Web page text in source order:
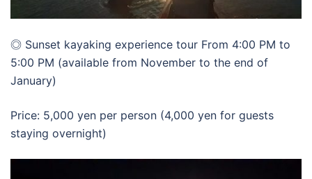
◎ Sunset kayaking experience tour From 4:00 PM to
5:00 PM (available from November to the end of
January)
Price: 5,000 yen per person (4,000 yen for guests
staying overnight)